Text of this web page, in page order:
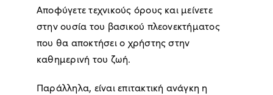
Αποφύγετε τεχνικούς όρους και μείνετε
στην ουσία του βασικού πλεονεκτήματος
που θα αποκτήσει ο χρήστης στην
καθημερινή του ζωή.
Παράλληλα, είναι επιτακτική ανάγκη η